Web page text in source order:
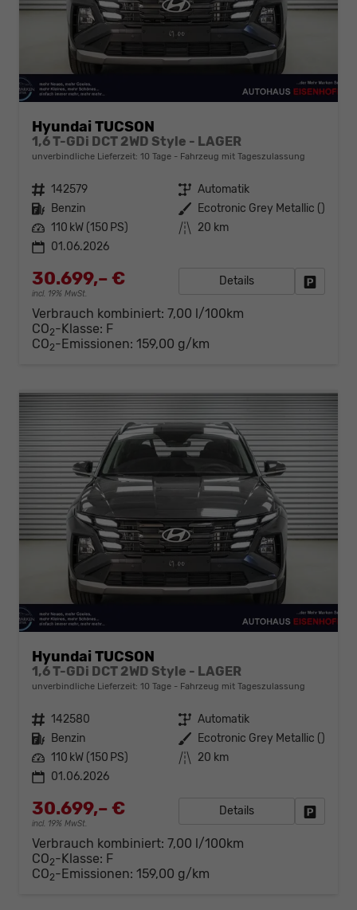
Hyundai TUCSON
1,6 T-GDi DCT 2WD Style - LAGER
unverbindliche Lieferzeit: 10 Tage Fahrzeug mit Tageszulassung
Fahrzeugnr. 142579 Getriebe Automatik
Kraftstoff Benzin Außenfarbe Ecotronic Grey Metallic ()
Leistung 110 kW (150 PS) Kilometerstand 20 km
01.06.2026
30.699,– €
incl. 19% MwSt.
Details
Verbrauch kombiniert: 7,00 l/100km
CO2-Klasse: F
CO2-Emissionen: 159,00 g/km
Hyundai TUCSON
1,6 T-GDi DCT 2WD Style - LAGER
unverbindliche Lieferzeit: 10 Tage Fahrzeug mit Tageszulassung
Fahrzeugnr. 142580 Getriebe Automatik
Kraftstoff Benzin Außenfarbe Ecotronic Grey Metallic ()
Leistung 110 kW (150 PS) Kilometerstand 20 km
01.06.2026
30.699,– €
incl. 19% MwSt.
Details
Verbrauch kombiniert: 7,00 l/100km
CO2-Klasse: F
CO2-Emissionen: 159,00 g/km